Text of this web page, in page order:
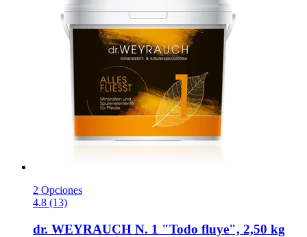
2 Opciones
4.8 (13)
dr. WEYRAUCH N. 1 "Todo fluye", 2,50 kg